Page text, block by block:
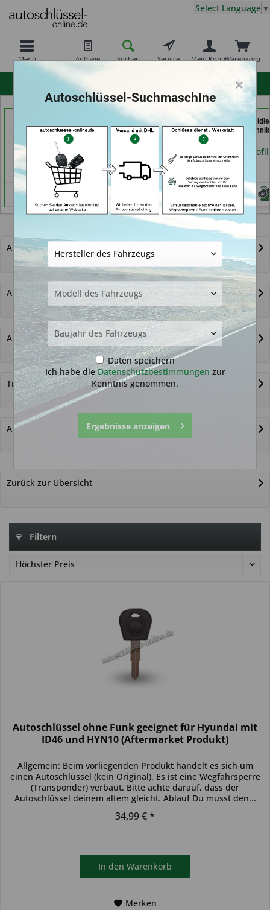
Menü Anfrage Suchen Service Warenkorb
Mein Konto
Select Language ▼
ECU Service (in
Friedberg)
Händlerprofil
ABC Schlüsseldienst -
Frank Panten (in
Stolberg)
AKYÜZ
&
Händlerprofil
Atos Prime
Autoschlüssel mit Funk
Autoschlüssel ohne Funk
Autoschlüsselgehäuse und Zubehör
Transponder
Autoschlüssel nicht gefunden?
Zurück zur Übersicht
Filtern
Autoschlüssel ohne Funk geeignet für Hyundai mit
ID46 und HYN10 (Aftermarket Produkt)
Allgemein: Beim vorliegenden Produkt handelt es sich um
einen Autoschlüssel (kein Original). Es ist eine Wegfahrsperre
(Transponder) verbaut. Bitte achte darauf, dass der
Autoschlüssel deinem altem gleicht. Ablauf Du musst den...
34,99 € *
In den Warenkorb
Merken
×
Autoschlüssel-Suchmaschine
Daten speichern
Ich habe dieDatenschutzbestimmungen zur
Kenntnis genommen.
Ergebnisse anzeigen